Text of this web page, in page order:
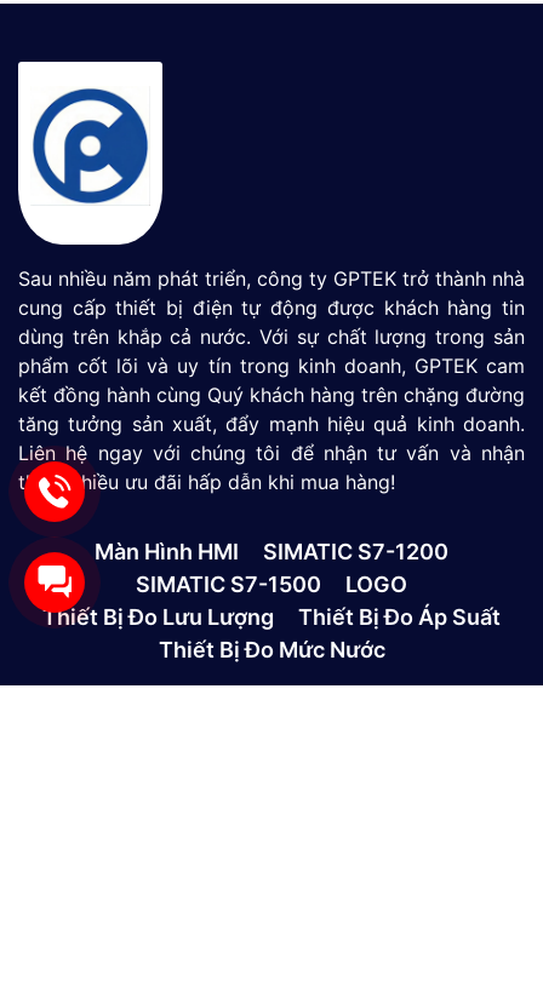
Sau nhiều năm phát triển, công ty GPTEK trở thành nhà
cung cấp thiết bị điện tự động được khách hàng tin
dùng trên khắp cả nước. Với sự chất lượng trong sản
phẩm cốt lõi và uy tín trong kinh doanh, GPTEK cam
kết đồng hành cùng Quý khách hàng trên chặng đường
tăng tưởng sản xuất, đẩy mạnh hiệu quả kinh doanh.
Liên hệ ngay với chúng tôi để nhận tư vấn và nhận
thêm nhiều ưu đãi hấp dẫn khi mua hàng!
Màn Hình HMI
SIMATIC S7-1200
SIMATIC S7-1500
LOGO
Thiết Bị Đo Lưu Lượng
Thiết Bị Đo Áp Suất
Thiết Bị Đo Mức Nước